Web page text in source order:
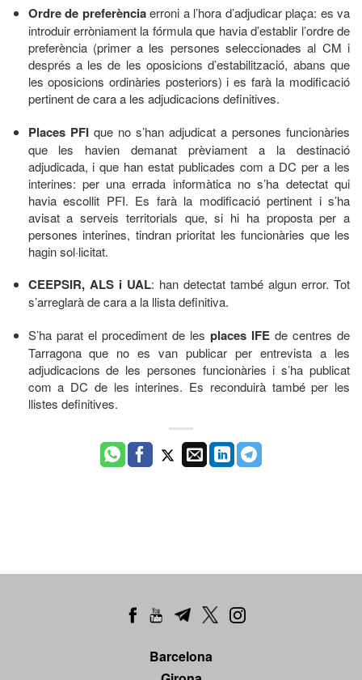
Ordre de preferènciaerroni a l’hora d’adjudicar plaça: es va
introduir erròniament la fórmula que havia d’establir l’ordre de
preferència (primer a les persones seleccionades al CM i
després a les de les oposicions d’estabilització, abans que
les oposicions ordinàries posteriors) i es farà la modificació
pertinent de cara a les adjudicacions definitives.
Places PFIque no s’han adjudicat a persones funcionàries
que les havien demanat prèviament a la destinació
adjudicada, i que han estat publicades com a DC per a les
interines: per una errada informàtica no s’ha detectat qui
havia escollit PFI. Es farà la modificació pertinent i s’ha
avisat a serveis territorials que, si hi ha proposta per a
persones interines, tindran prioritat les funcionàries que les
hagin sol·licitat.
CEEPSIR, ALS i UAL: han detectat també algun error. Tot
s’arreglarà de cara a la llista definitiva.
S’ha parat el procediment de les places IFEde centres de
Tarragona que no es van publicar per entrevista a les
adjudicacions de les persones funcionàries i s’ha publicat
com a DC de les interines. Es reconduirà també per les
llistes definitives.
Barcelona